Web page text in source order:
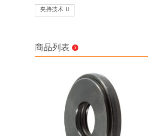
夹持技术
商品列表